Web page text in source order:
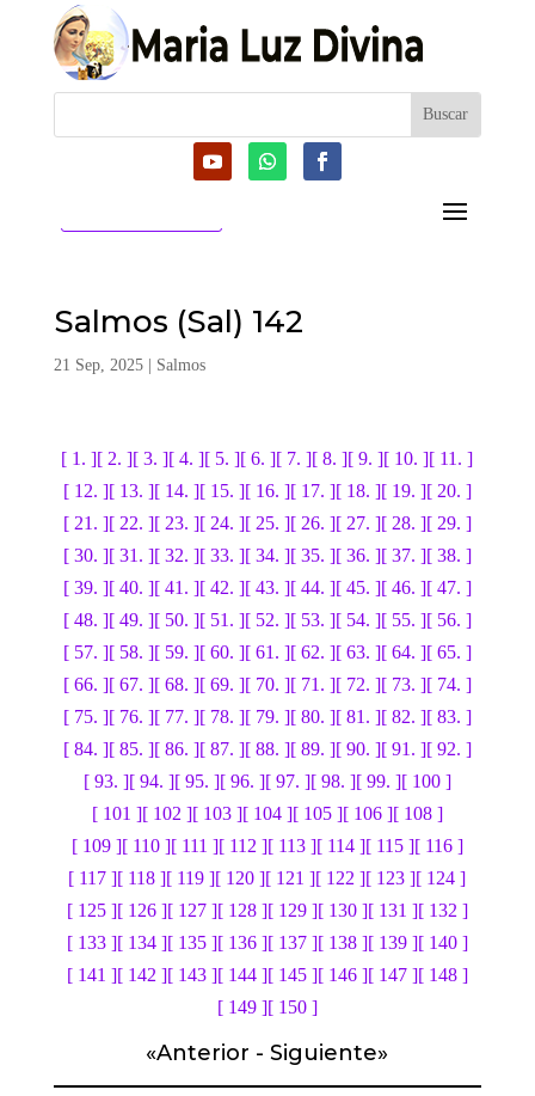
Salmos (Sal) 142
21 Sep, 2025| Salmos
[ 1. ][ 2. ][ 3. ][ 4. ][ 5. ][ 6. ][ 7. ][ 8. ][ 9. ][ 10. ][ 11. ]
[ 12. ][ 13. ][ 14. ][ 15. ][ 16. ][ 17. ][ 18. ][ 19. ][ 20. ]
[ 21. ][ 22. ][ 23. ][ 24. ][ 25. ][ 26. ][ 27. ][ 28. ][ 29. ]
[ 30. ][ 31. ][ 32. ][ 33. ][ 34. ][ 35. ][ 36. ][ 37. ][ 38. ]
[ 39. ][ 40. ][ 41. ][ 42. ][ 43. ][ 44. ][ 45. ][ 46. ][ 47. ]
[ 48. ][ 49. ][ 50. ][ 51. ][ 52. ][ 53. ][ 54. ][ 55. ][ 56. ]
[ 57. ][ 58. ][ 59. ][ 60. ][ 61. ][ 62. ][ 63. ][ 64. ][ 65. ]
[ 66. ][ 67. ][ 68. ][ 69. ][ 70. ][ 71. ][ 72. ][ 73. ][ 74. ]
[ 75. ][ 76. ][ 77. ][ 78. ][ 79. ][ 80. ][ 81. ][ 82. ][ 83. ]
[ 84. ][ 85. ][ 86. ][ 87. ][ 88. ][ 89. ][ 90. ][ 91. ][ 92. ]
[ 93. ][ 94. ][ 95. ][ 96. ][ 97. ][ 98. ][ 99. ][ 100 ]
[ 101 ][ 102 ][ 103 ][ 104 ][ 105 ][ 106 ][ 108 ]
[ 109 ][ 110 ][ 111 ][ 112 ][ 113 ][ 114 ][ 115 ][ 116 ]
[ 117 ][ 118 ][ 119 ][ 120 ][ 121 ][ 122 ][ 123 ][ 124 ]
[ 125 ][ 126 ][ 127 ][ 128 ][ 129 ][ 130 ][ 131 ][ 132 ]
[ 133 ][ 134 ][ 135 ][ 136 ][ 137 ][ 138 ][ 139 ][ 140 ]
[ 141 ][ 142 ][ 143 ][ 144 ][ 145 ][ 146 ][ 147 ][ 148 ]
[ 149 ][ 150 ]
«Anterior -Siguiente»